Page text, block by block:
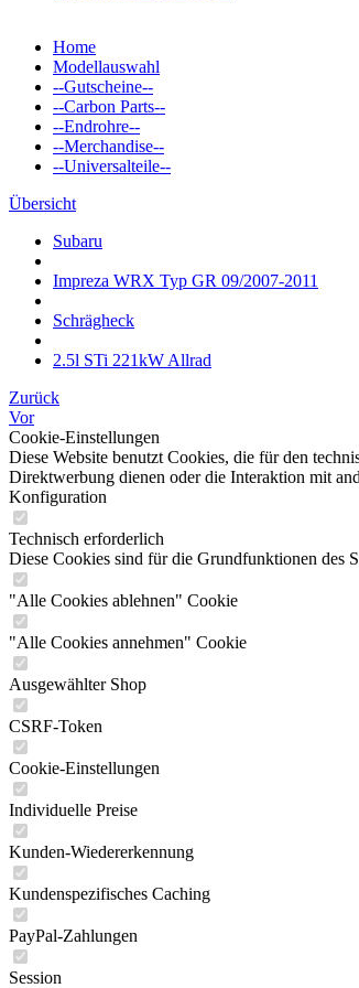
Home
Modellauswahl
--Gutscheine--
--Carbon Parts--
--Endrohre--
--Merchandise--
--Universalteile--
Übersicht
Subaru
Impreza WRX Typ GR 09/2007-2011
Schrägheck
2.5l STi 221kW Allrad
Zurück
Vor
Cookie-Einstellungen
Diese Website benutzt Cookies, die für den
Direktwerbung dienen oder die Interaktion mit
Konfiguration
Technisch erforderlich
Diese Cookies sind für die Grundfunktionen des
"Alle Cookies ablehnen" Cookie
"Alle Cookies annehmen" Cookie
Ausgewählter Shop
CSRF-Token
Cookie-Einstellungen
Individuelle Preise
Kunden-Wiedererkennung
Kundenspezifisches Caching
PayPal-Zahlungen
Session